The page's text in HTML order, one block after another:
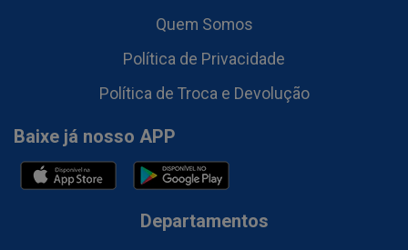
Quem Somos
Política de Privacidade
Política de Troca e Devolução
Baixe já nosso APP
Departamentos